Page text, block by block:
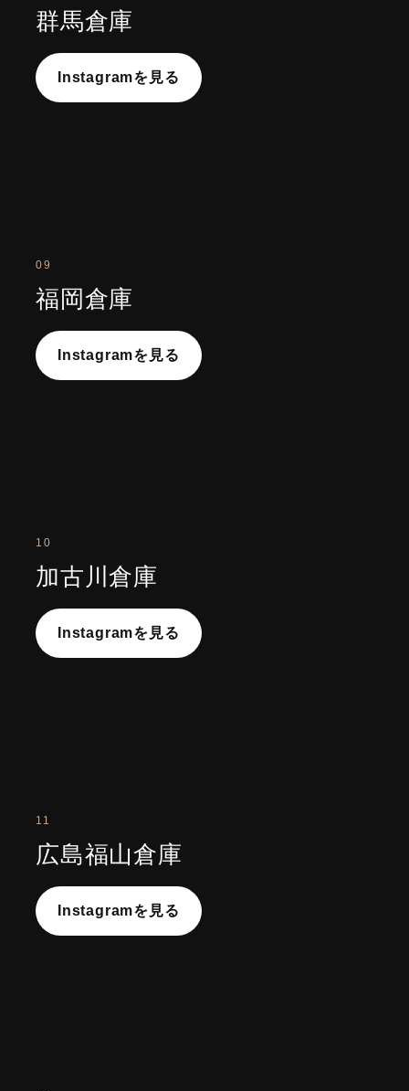
群馬倉庫
Instagramを見る
09
福岡倉庫
Instagramを見る
10
加古川倉庫
Instagramを見る
11
広島福山倉庫
Instagramを見る